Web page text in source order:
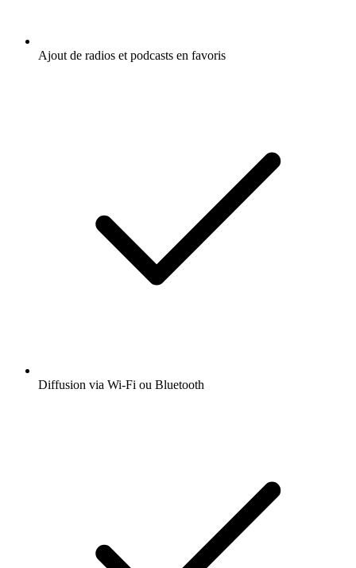
Ajout de radios et podcasts en favoris
Diffusion via Wi-Fi ou Bluetooth